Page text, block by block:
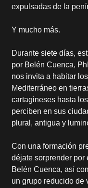
expulsadas de la
Y mucho más.
Durante siete días,
por Belén Cuenca,
nos invita a habitar
Mediterráneo en
cartagineses hasta
perciben en sus
plural, antigua y
Con una formación
déjate sorprender por
Belén Cuenca, así
un grupo reducido de